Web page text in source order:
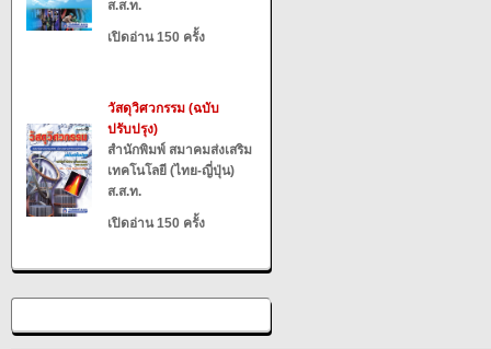
ส.ส.ท.
เปิดอ่าน 150 ครั้ง
วัสดุวิศวกรรม (ฉบับ
ปรับปรุง)
สำนักพิมพ์ สมาคมส่งเสริม
เทคโนโลยี (ไทย-ญี่ปุ่น)
ส.ส.ท.
เปิดอ่าน 150 ครั้ง